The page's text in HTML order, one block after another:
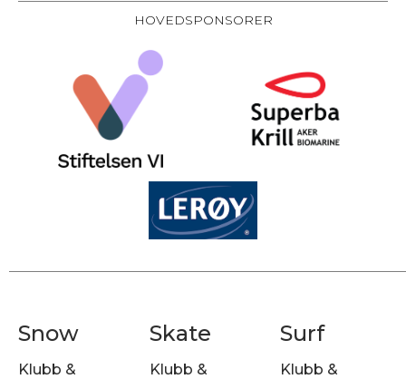
HOVEDSPONSORER
Snow
Klubb &
Skate
Klubb &
Surf
Klubb &